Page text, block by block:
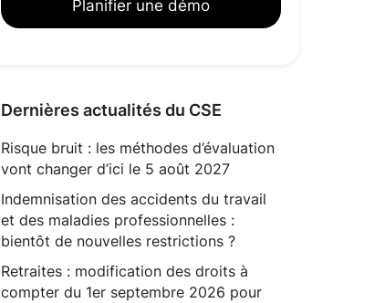
Planifier une démo
Dernières actualités du CSE
Risque bruit : les méthodes d’évaluation
vont changer d’ici le 5 août 2027
Indemnisation des accidents du travail
et des maladies professionnelles :
bientôt de nouvelles restrictions ?
Retraites : modification des droits à
compter du 1er septembre 2026 pour